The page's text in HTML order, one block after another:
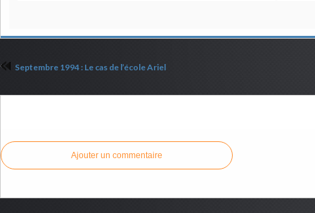
Septembre 1994 : Le cas de l’école Ariel
Ajouter un commentaire